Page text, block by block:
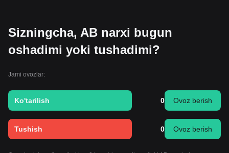
Sizningcha, AB narxi bugun
oshadimi yoki tushadimi?
Jami ovozlar:
Ko'tarilish 0 Ovoz berish
Tushish 0 Ovoz berish